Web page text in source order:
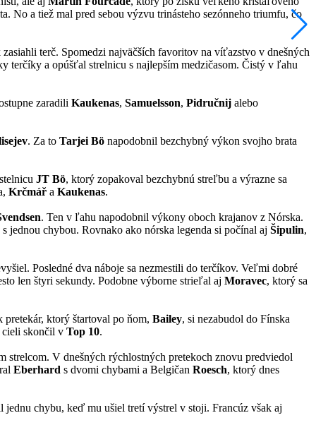
No a tiež mal pred sebou výzvu trinásteho sezónneho triumfu, čo
terč. Spomedzi najväčších favoritov na víťazstvo v dnešných
terčíky a opúšťal strelnicu s najlepším medzičasom. Čistý v ľahu
zaradili Kaukenas, Samuelsson, Pidručnij alebo
. Za to Tarjei Bö napodobnil bezchybný výkon svojho brata
JT Bö, ktorý zopakoval bezchybnú streľbu a výrazne sa
Krčmář a Kaukenas.
. Ten v ľahu napodobnil výkony oboch krajanov z Nórska.
jednou chybou. Rovnako ako nórska legenda si počínal aj Šipulin,
Posledné dva náboje sa nezmestili do terčíkov. Veľmi dobré
len štyri sekundy. Podobne výborne strieľal aj Moravec, ktorý sa
ktorý štartoval po ňom, Bailey, si nezabudol do Fínska
skončil v Top 10.
V dnešných rýchlostných pretekoch znovu predviedol
Eberhard s dvomi chybami a Belgičan Roesch, ktorý dnes
chybu, keď mu ušiel tretí výstrel v stoji. Francúz však aj